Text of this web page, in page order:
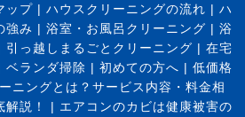
ップ| ハウスクリーニングの流れ | ハ
強み | 浴室・お風呂クリーニング | 浴
引っ越しまるごとクリーニング | 在宅
ベランダ掃除 | 初めての方へ | 低価格
ニングとは？サービス内容・料金相
説！
| エアコンのカビは健康被害の